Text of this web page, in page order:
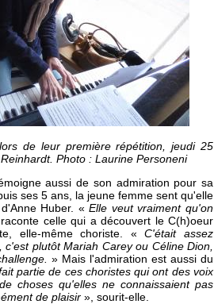
de leur première répétition, jeudi 25
Photo : Laurine Personeni
aussi de son admiration pour sa
ses 5 ans, la jeune femme sent qu'elle
Huber. «Elle veut vraiment qu'on
celle qui a découvert le C(h)oeur
elle-même choriste. «C'était assez
c'est plutôt Mariah Carey ou Céline Dion,
» Mais l'admiration est aussi du
partie de ces choristes qui ont des voix
choses qu'elles ne connaissaient pas
de plaisir », sourit-elle.